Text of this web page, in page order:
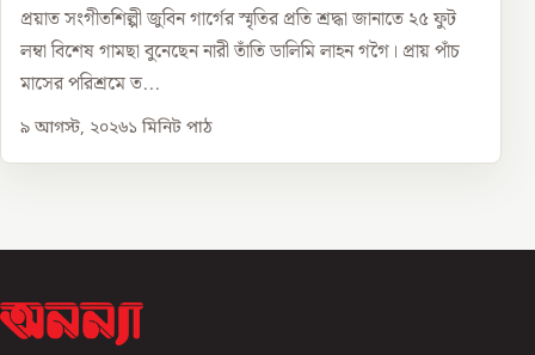
প্রয়াত সংগীতশিল্পী জুবিন গার্গের স্মৃতির প্রতি শ্রদ্ধা জানাতে ২৫ ফুট
লম্বা বিশেষ গামছা বুনেছেন নারী তাঁতি ডালিমি লাহন গগৈ। প্রায় পাঁচ
মাসের পরিশ্রমে ত...
৯ আগস্ট, ২০২৬১ মিনিট পাঠ